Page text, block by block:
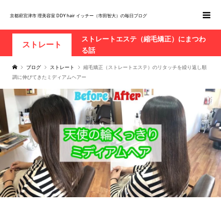
京都府宮津市 理美容室 DDY hair イッチー（市田智大）の毎日ブログ
ストレート
ストレートエステ（縮毛矯正）にまつわ
る話
ブログ ストレート
縮毛矯正（ストレートエステ）のリタッチを繰り返し順
調に伸びてきたミディアムヘアー